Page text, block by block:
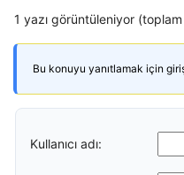
1 yazı görüntüleniyor (toplam
Bu konuyu yanıtlamak için giriş
Kullanıcı adı: